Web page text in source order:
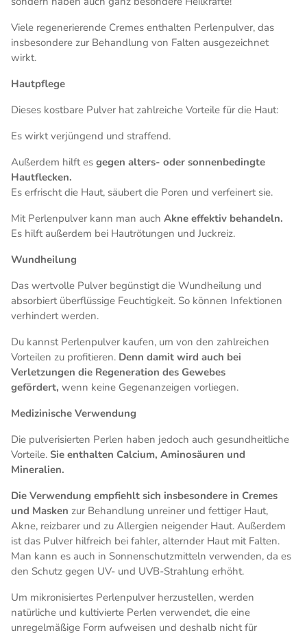
Viele regenerierende Cremes enthalten Perlenpulver, das
insbesondere zur Behandlung von Falten ausgezeichnet
wirkt.
Hautpflege
Dieses kostbare Pulver hat zahlreiche Vorteile für die Haut:
Es wirkt verjüngend und straffend.
Außerdem hilft es gegen alters- oder sonnenbedingte
Hautflecken.
Es erfrischt die Haut, säubert die Poren und verfeinert sie.
Mit Perlenpulver kann man auch Akne effektiv behandeln.
Es hilft außerdem bei Hautrötungen und Juckreiz.
Wundheilung
Das wertvolle Pulver begünstigt die Wundheilung und
absorbiert überflüssige Feuchtigkeit. So können Infektionen
verhindert werden.
Du kannst Perlenpulver kaufen, um von den zahlreichen
Vorteilen zu profitieren. Denn damit wird auch bei
Verletzungen die Regeneration des Gewebes
gefördert, wenn keine Gegenanzeigen vorliegen.
Medizinische Verwendung
Die pulverisierten Perlen haben jedoch auch gesundheitliche
Vorteile. Sie enthalten Calcium, Aminosäuren und
Mineralien.
Die Verwendung empfiehlt sich insbesondere in Cremes
und Masken zur Behandlung unreiner und fettiger Haut,
Akne, reizbarer und zu Allergien neigender Haut. Außerdem
ist das Pulver hilfreich bei fahler, alternder Haut mit Falten.
Man kann es auch in Sonnenschutzmitteln verwenden, da es
den Schutz gegen UV- und UVB-Strahlung erhöht.
Um mikronisiertes Perlenpulver herzustellen, werden
natürliche und kultivierte Perlen verwendet, die eine
unregelmäßige Form aufweisen und deshalb nicht für